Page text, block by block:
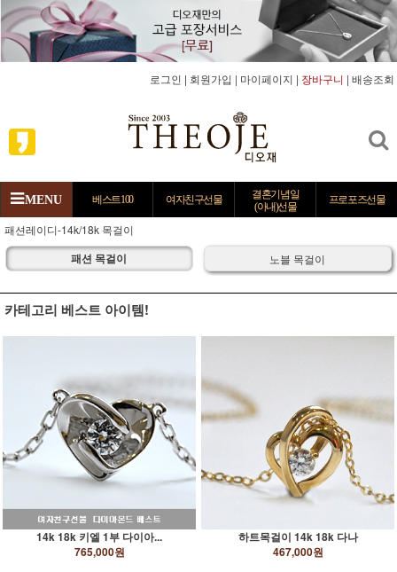
로그인 | 회원가입 | 마이페이지 | 장바구니 | 배송조회
MENU 베스트100 여자친구선물
결혼기념일
(아내)선물
프로포즈선물
패션레이디-14k/18k 목걸이
패션 목걸이 노블 목걸이
카테고리 베스트 아이템!
14k 18k 키엘 1부 다이아...
765,000원
하트목걸이 14k 18k 다나
467,000원